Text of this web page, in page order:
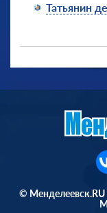
Татьянин
© Менделеевск.RU